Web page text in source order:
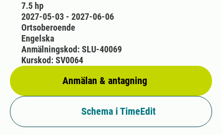
7.5 hp
2027-05-03 - 2027-06-06
Ortsoberoende
Engelska
Anmälan & antagning
Anmälningskod: SLU-40069
Kurskod: SV0064
Schema i TimeEdit